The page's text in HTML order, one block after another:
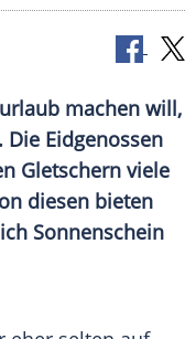
machen will,
Eidgenossen
Gletschern viele
diesen bieten
Sonnenschein